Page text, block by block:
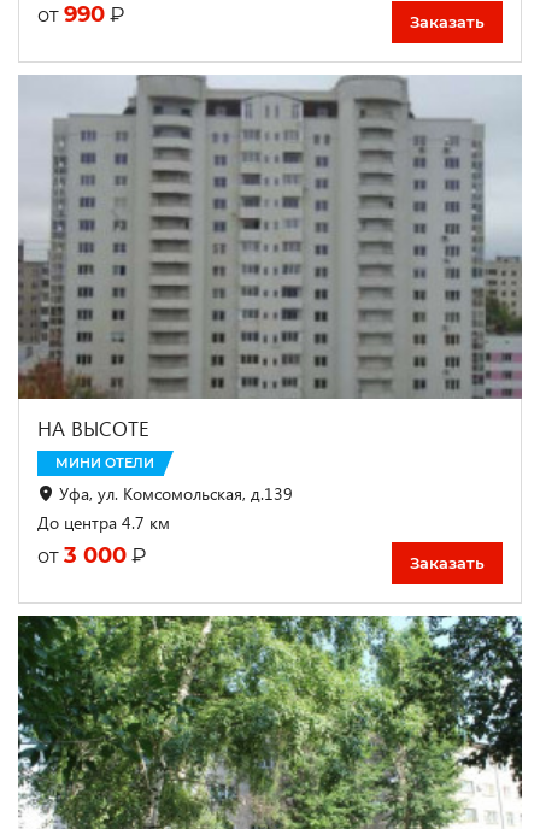
от 990 ₽ Заказать
НА ВЫСОТЕ
МИНИ ОТЕЛИ
Уфа, ул. Комсомольская, д.139
До центра 4.7 км
от 3 000 ₽ Заказать